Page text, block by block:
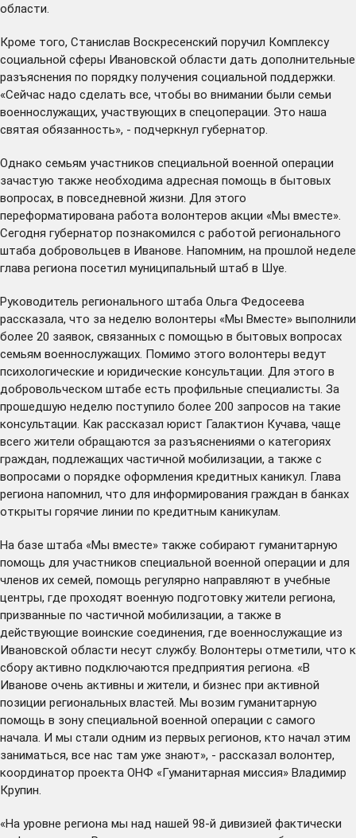
области.
Кроме того, Станислав Воскресенский поручил Комплексу
социальной сферы Ивановской области дать дополнительные
разъяснения по порядку получения социальной поддержки.
«Сейчас надо сделать все, чтобы во внимании были семьи
военнослужащих, участвующих в спецоперации. Это наша
святая обязанность», - подчеркнул губернатор.
Однако семьям участников специальной военной операции
зачастую также необходима адресная помощь в бытовых
вопросах, в повседневной жизни. Для этого
переформатирована работа волонтеров акции «Мы вместе».
Сегодня губернатор познакомился с работой регионального
штаба добровольцев в Иванове. Напомним, на прошлой неделе
глава региона посетил муниципальный штаб в Шуе.
Руководитель регионального штаба Ольга Федосеева
рассказала, что за неделю волонтеры «Мы Вместе» выполнили
более 20 заявок, связанных с помощью в бытовых вопросах
семьям военнослужащих. Помимо этого волонтеры ведут
психологические и юридические консультации. Для этого в
добровольческом штабе есть профильные специалисты. За
прошедшую неделю поступило более 200 запросов на такие
консультации. Как рассказал юрист Галактион Кучава, чаще
всего жители обращаются за разъяснениями о категориях
граждан, подлежащих частичной мобилизации, а также с
вопросами о порядке оформления кредитных каникул. Глава
региона напомнил, что для информирования граждан в банках
открыты горячие линии по кредитным каникулам.
На базе штаба «Мы вместе» также собирают гуманитарную
помощь для участников специальной военной операции и для
членов их семей, помощь регулярно направляют в учебные
центры, где проходят военную подготовку жители региона,
призванные по частичной мобилизации, а также в
действующие воинские соединения, где военнослужащие из
Ивановской области несут службу. Волонтеры отметили, что к
сбору активно подключаются предприятия региона. «В
Иванове очень активны и жители, и бизнес при активной
позиции региональных властей. Мы возим гуманитарную
помощь в зону специальной военной операции с самого
начала. И мы стали одним из первых регионов, кто начал этим
заниматься, все нас там уже знают», - рассказал волонтер,
координатор проекта ОНФ «Гуманитарная миссия» Владимир
Крупин.
«На уровне региона мы над нашей 98-й дивизией фактически